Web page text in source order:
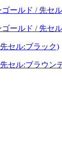
ールド / 先セ
ールド / 先セ
セル:ブラック)
セル:ブラウン